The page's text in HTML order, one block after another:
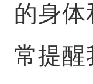
的身体
常提醒